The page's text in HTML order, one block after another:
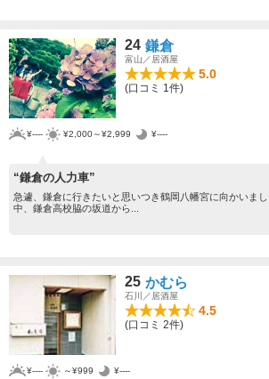
24 鎌倉
富山／居酒屋
5.0
(口コミ 1件)
¥---- ¥2,000～¥2,999 ¥----
“鎌倉の人力車”
急遽、鎌倉に行きたいと思いつき鶴岡八幡宮に向かいま
中、鎌倉高校脇の坂道から...
25 かむら
石川／居酒屋
4.5
(口コミ 2件)
¥---- ～¥999 ¥----